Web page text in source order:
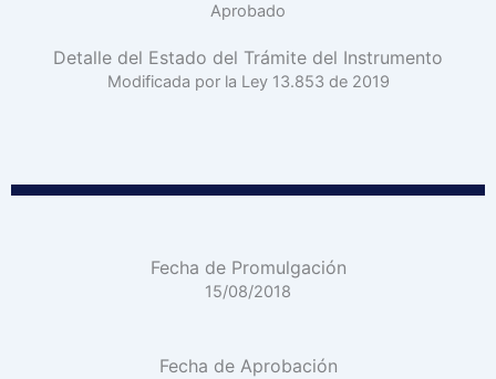
Aprobado
Detalle del Estado del Trámite del Instrumento
Modificada por la Ley 13.853 de 2019
Fecha de Promulgación
15/08/2018
Fecha de Aprobación